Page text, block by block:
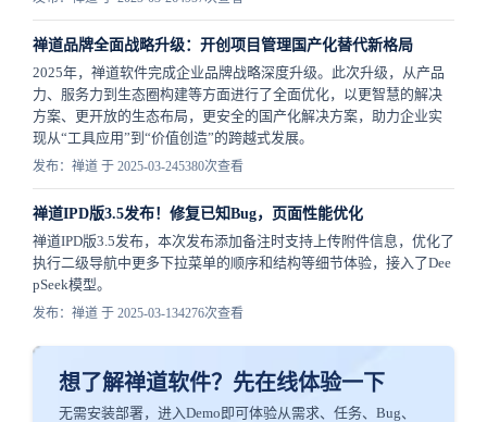
禅道品牌全面战略升级：开创项目管理国产化替代新格局
2025年，禅道软件完成企业品牌战略深度升级。此次升级，从产品
力、服务力到生态圈构建等方面进行了全面优化，以更智慧的解决
方案、更开放的生态布局，更安全的国产化解决方案，助力企业实
现从“工具应用”到“价值创造”的跨越式发展。
发布：禅道 于 2025-03-245380次查看
禅道IPD版3.5发布！修复已知Bug，页面性能优化
禅道IPD版3.5发布，本次发布添加备注时支持上传附件信息，优化了
执行二级导航中更多下拉菜单的顺序和结构等细节体验，接入了Dee
pSeek模型。
发布：禅道 于 2025-03-134276次查看
想了解禅道软件？先在线体验一下
无需安装部署，进入Demo即可体验从需求、任务、Bug、